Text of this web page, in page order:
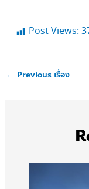
Post Views:
← Previous เรื่อง